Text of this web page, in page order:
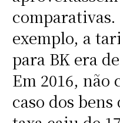
exemplo, a
para BK era
Em 2016, não
caso dos